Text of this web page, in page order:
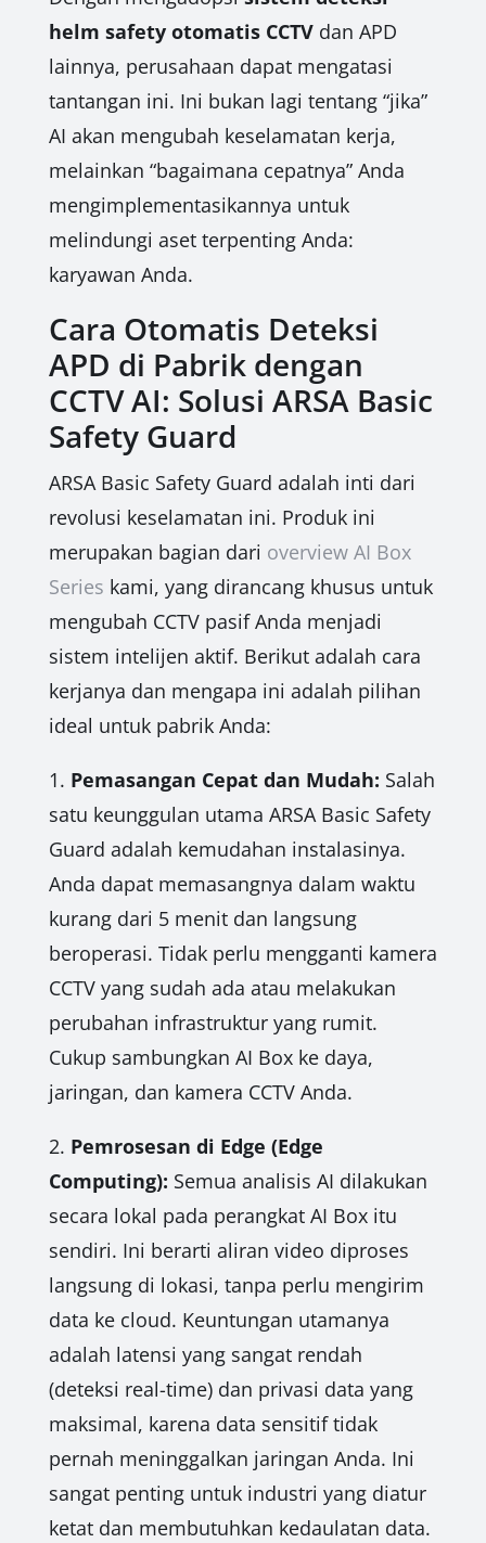
helm safety otomatis CCTVdan APD
lainnya, perusahaan dapat mengatasi
tantangan ini. Ini bukan lagi tentang “jika”
AI akan mengubah keselamatan kerja,
melainkan “bagaimana cepatnya” Anda
mengimplementasikannya untuk
melindungi aset terpenting Anda:
karyawan Anda.
Cara Otomatis Deteksi
APD di Pabrik dengan
CCTV AI: Solusi ARSA Basic
Safety Guard
ARSA Basic Safety Guard adalah inti dari
revolusi keselamatan ini. Produk ini
merupakan bagian dari overview AI Box
Series kami, yang dirancang khusus untuk
mengubah CCTV pasif Anda menjadi
sistem intelijen aktif. Berikut adalah cara
kerjanya dan mengapa ini adalah pilihan
ideal untuk pabrik Anda:
1. Pemasangan Cepat dan Mudah: Salah
satu keunggulan utama ARSA Basic Safety
Guard adalah kemudahan instalasinya.
Anda dapat memasangnya dalam waktu
kurang dari 5 menit dan langsung
beroperasi. Tidak perlu mengganti kamera
CCTV yang sudah ada atau melakukan
perubahan infrastruktur yang rumit.
Cukup sambungkan AI Box ke daya,
jaringan, dan kamera CCTV Anda.
2. Pemrosesan di Edge (Edge
Computing): Semua analisis AI dilakukan
secara lokal pada perangkat AI Box itu
sendiri. Ini berarti aliran video diproses
langsung di lokasi, tanpa perlu mengirim
data ke cloud. Keuntungan utamanya
adalah latensi yang sangat rendah
(deteksi real-time) dan privasi data yang
maksimal, karena data sensitif tidak
pernah meninggalkan jaringan Anda. Ini
sangat penting untuk industri yang diatur
ketat dan membutuhkan kedaulatan data.